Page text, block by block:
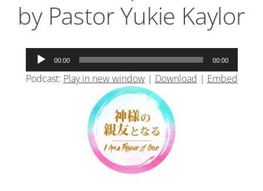
by Pastor Yukie Kaylor
声
プ
00:00 00:00
Podcast: Play in new window| Download | Embed